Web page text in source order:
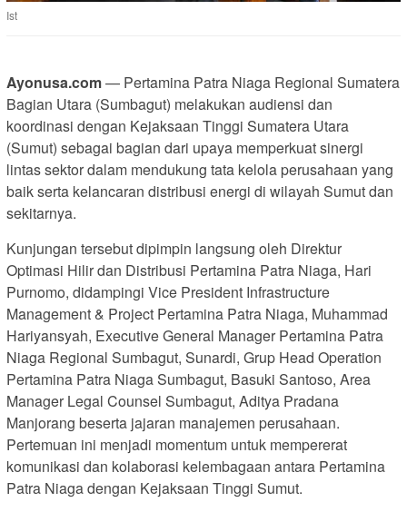
Ist
Ayonusa.com— Pertamina Patra Niaga Regional Sumatera
Bagian Utara (Sumbagut) melakukan audiensi dan
koordinasi dengan Kejaksaan Tinggi Sumatera Utara
(Sumut) sebagai bagian dari upaya memperkuat sinergi
lintas sektor dalam mendukung tata kelola perusahaan yang
baik serta kelancaran distribusi energi di wilayah Sumut dan
sekitarnya.
Kunjungan tersebut dipimpin langsung oleh Direktur
Optimasi Hilir dan Distribusi Pertamina Patra Niaga, Hari
Purnomo, didampingi Vice President Infrastructure
Management & Project Pertamina Patra Niaga, Muhammad
Hariyansyah, Executive General Manager Pertamina Patra
Niaga Regional Sumbagut, Sunardi, Grup Head Operation
Pertamina Patra Niaga Sumbagut, Basuki Santoso, Area
Manager Legal Counsel Sumbagut, Aditya Pradana
Manjorang beserta jajaran manajemen perusahaan.
Pertemuan ini menjadi momentum untuk mempererat
komunikasi dan kolaborasi kelembagaan antara Pertamina
Patra Niaga dengan Kejaksaan Tinggi Sumut.